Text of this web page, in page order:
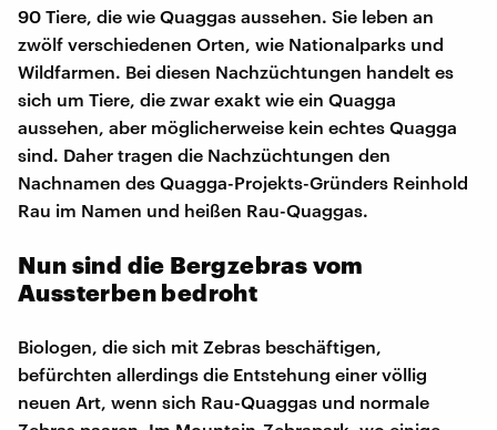
90 Tiere, die wie Quaggas aussehen. Sie leben an
zwölf verschiedenen Orten, wie Nationalparks und
Wildfarmen. Bei diesen Nachzüchtungen handelt es
sich um Tiere, die zwar exakt wie ein Quagga
aussehen, aber möglicherweise kein echtes Quagga
sind. Daher tragen die Nachzüchtungen den
Nachnamen des Quagga-Projekts-Gründers Reinhold
Rau im Namen und heißen Rau-Quaggas.
Nun sind die Bergzebras vom
Aussterben bedroht
Biologen, die sich mit Zebras beschäftigen,
befürchten allerdings die Entstehung einer völlig
neuen Art, wenn sich Rau-Quaggas und normale